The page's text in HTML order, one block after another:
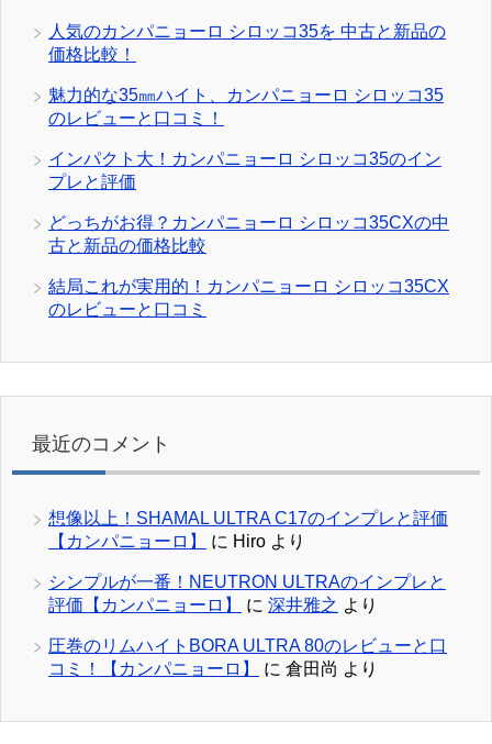
人気のカンパニョーロ シロッコ35を 中古と新品の
価格比較！
魅力的な35㎜ハイト、カンパニョーロ シロッコ35
のレビューと口コミ！
インパクト大！カンパニョーロ シロッコ35のイン
プレと評価
どっちがお得？カンパニョーロ シロッコ35CXの中
古と新品の価格比較
結局これが実用的！カンパニョーロ シロッコ35CX
のレビューと口コミ
最近のコメント
想像以上！SHAMAL ULTRA C17のインプレと評価
【カンパニョーロ】
に Hiro より
シンプルが一番！NEUTRON ULTRAのインプレと
評価【カンパニョーロ】
に 深井雅之 より
圧巻のリムハイトBORA ULTRA 80のレビューと口
コミ！【カンパニョーロ】
に 倉田尚 より